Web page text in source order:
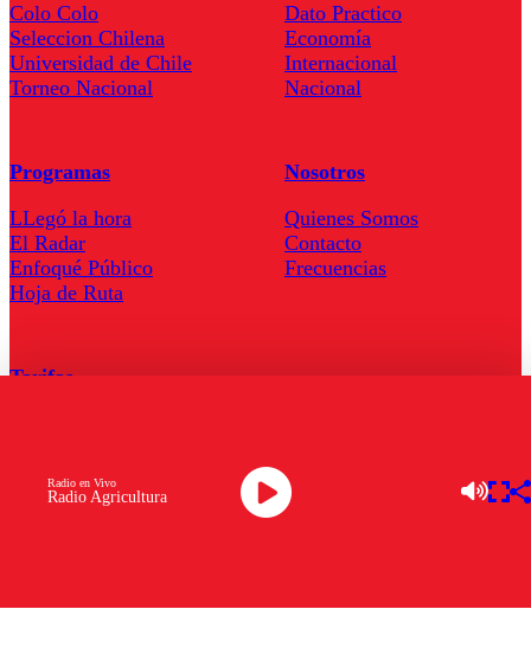
Radio Agricultura
Radio en Vivo
Colo Colo
Seleccion Chilena
Universidad de Chile
Torneo Nacional
Dato Practico
Economía
Internacional
Nacional
Programas
LLegó la hora
El Radar
Enfoqué Público
Hoja de Ruta
Nosotros
Quienes Somos
Contacto
Frecuencias
Tarifas
Descarga la APP